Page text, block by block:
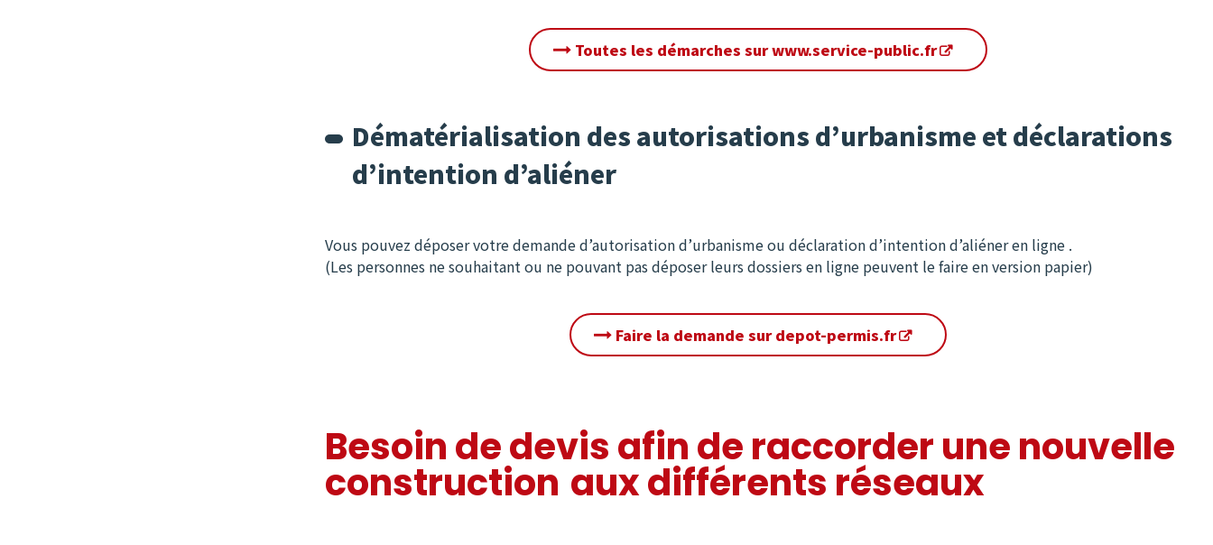
Toutes les démarches sur www.service-public.fr
Dématérialisation des autorisations d’urbanisme et déclarations
d’intention d’aliéner
Vous pouvez déposer votre demande d’autorisation d’urbanisme ou déclaration d’intention d’aliéner en ligne .
(Les personnes ne souhaitant ou ne pouvant pas déposer leurs dossiers en ligne peuvent le faire en version papier)
Faire la demande sur depot-permis.fr
Besoin de devis afin de raccorder une nouvelle
construction aux différents réseaux